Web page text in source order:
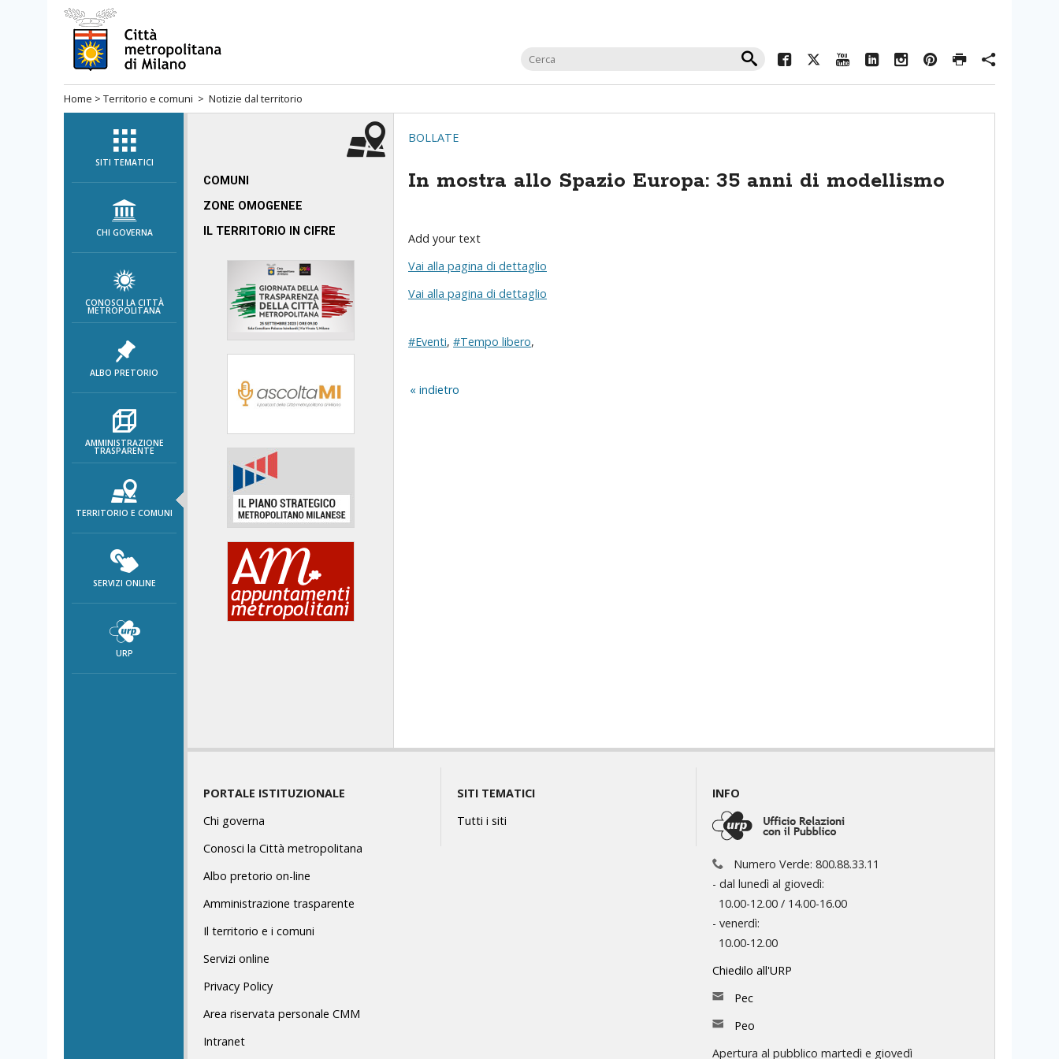
Salta
al
menù
navigazione
Salta
al
menù
navigazione
interna
Salta
contenuto
Salta
area
banner
Salta
footer
Home > Territorio e comuni > Notizie dal territorio
SITI TEMATICI
CHI GOVERNA
CONOSCI LA CITTÀ
METROPOLITANA
ALBO PRETORIO
AMMINISTRAZIONE
TRASPARENTE
TERRITORIO E COMUNI
SERVIZI ONLINE
URP
COMUNI
ZONE OMOGENEE
IL TERRITORIO IN CIFRE
BOLLATE
In mostra allo Spazio Europa: 35 anni di modellismo
Add your text
Vai alla pagina di dettaglio
Vai alla pagina di dettaglio
#Eventi, #Tempo libero,
indietro
PORTALE ISTITUZIONALE
Chi governa
Conosci la Città metropolitana
Albo pretorio on-line
Amministrazione trasparente
Il territorio e i comuni
Servizi online
Privacy Policy
Area riservata personale CMM
Intranet
SITI TEMATICI
Tutti i siti
INFO
Numero Verde: 800.88.33.11
- dal lunedì al giovedì:
10.00-12.00 / 14.00-16.00
- venerdì:
10.00-12.00
Chiedilo all'URP
Pec
Peo
Apertura al pubblico martedì e giovedì